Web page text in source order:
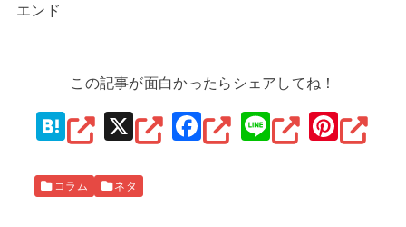
エンド
この記事が面白かったらシェアしてね！
H
at
e
X
F
a
Li
n
Pi
nt
コラム ネタ